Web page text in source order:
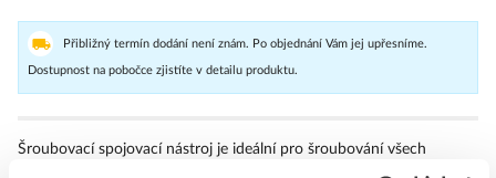
Přibližný termín dodání není znám. Po objednání Vám jej upřesníme.
Dostupnost na pobočce zjistíte v detailu produktu.
Šroubovací spojovací nástroj je ideální pro šroubování všech